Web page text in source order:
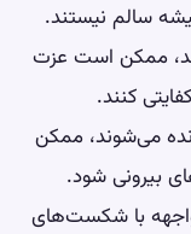
سالم نیستند.
ممکن است عزت
کنند.
می‌شوند، ممکن
بیرونی شود.
با شکست‌های